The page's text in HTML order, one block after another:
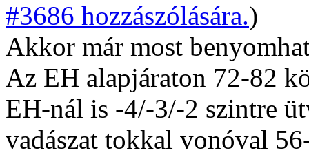
#3686 hozzászólására.)
Akkor már most
Az EH alapjáraton 72-82
EH-nál is -4/-3/-2 szintre
vadászat tokkal vonóval